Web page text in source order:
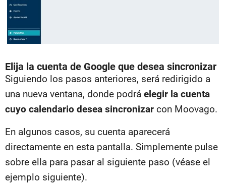
Elija la cuenta de Google que desea sincronizar
Siguiendo los pasos anteriores, será redirigido a
una nueva ventana, donde podrá elegir la cuenta
cuyo calendario desea sincronizar con Moovago.
En algunos casos, su cuenta aparecerá
directamente en esta pantalla. Simplemente pulse
sobre ella para pasar al siguiente paso (véase el
ejemplo siguiente).